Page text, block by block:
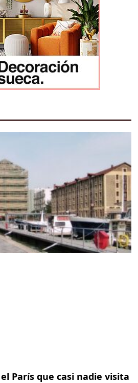
París que casi nadie visita